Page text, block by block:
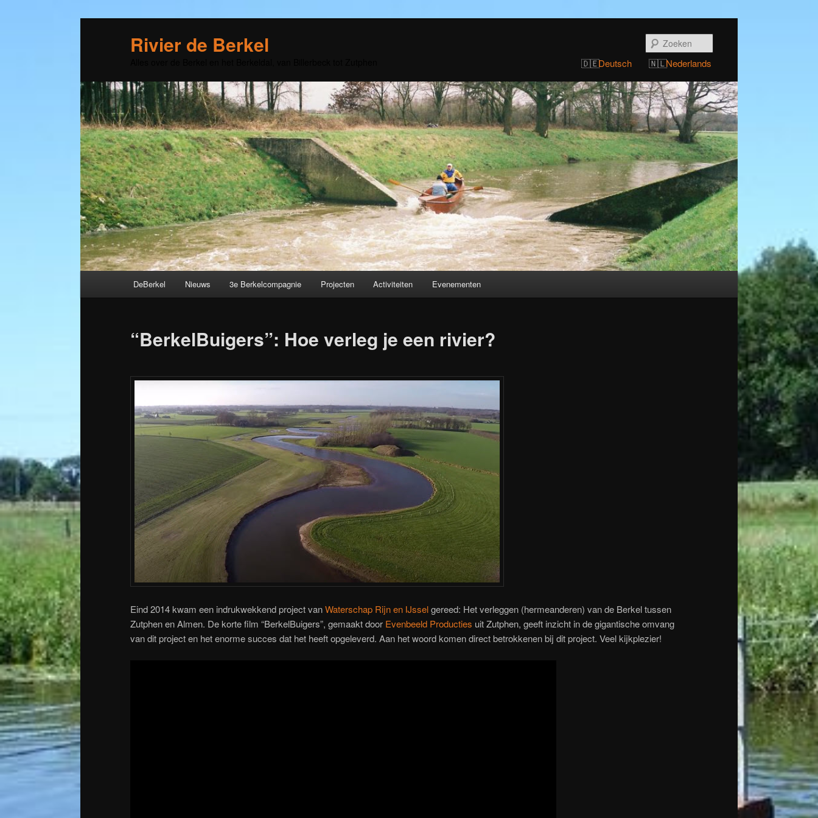
Rivier de Berkel
Deutsch Nederlands
Spring
de
primaire
inhoud
DeBerkel Nieuws 3e Berkelcompagnie Projecten Activiteiten Evenementen
“BerkelBuigers”: Hoe verleg je een rivier?
Eind 2014 kwam een indrukwekkend project vanWaterschap Rijn en IJsselgereed: Het verleggen (hermeanderen) van de Berkel tussen
Zutphen en Almen. De korte film “BerkelBuigers”, gemaakt door Evenbeeld Producties uit Zutphen, geeft inzicht in de gigantische omvang
van dit project en het enorme succes dat het heeft opgeleverd. Aan het woord komen direct betrokkenen bij dit project. Veel kijkplezier!